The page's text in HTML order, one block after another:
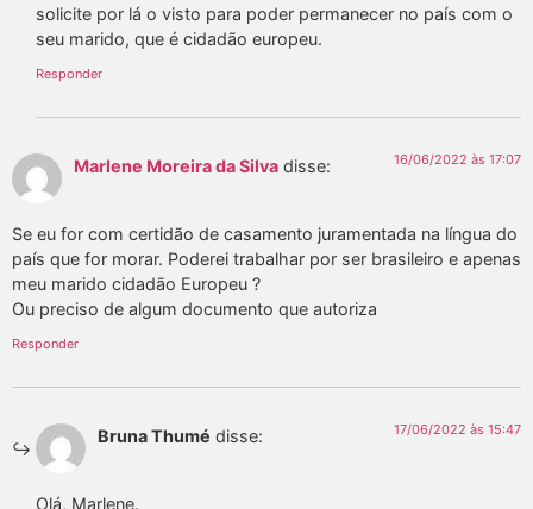
solicite por lá o visto para poder permanecer no país com o
seu marido, que é cidadão europeu.
Responder
Marlene Moreira da Silva disse: 16/06/2022 às 17:07
Se eu for com certidão de casamento juramentada na língua do
país que for morar. Poderei trabalhar por ser brasileiro e apenas
meu marido cidadão Europeu ?
Ou preciso de algum documento que autoriza
Responder
Bruna Thumé disse: 17/06/2022 às 15:47
Olá, Marlene.